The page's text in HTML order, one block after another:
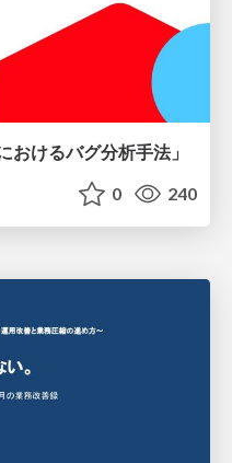
けるバグ分析手法」
0 240